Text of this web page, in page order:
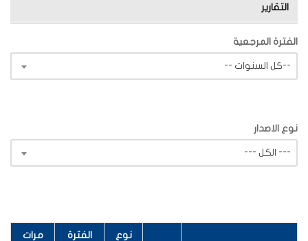
التقارير
الفترة المرجعية
-- كل السنوات--
نوع الاصدار
--- الكل ---
نوع
الفترة
مرات